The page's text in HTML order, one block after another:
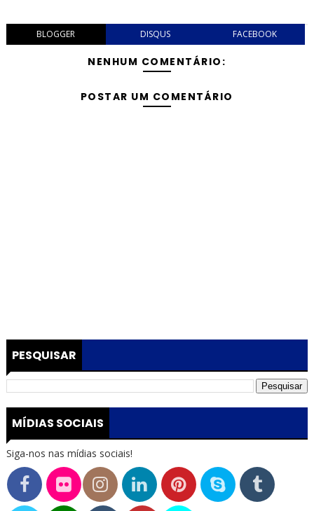
BLOGGER DISQUS FACEBOOK
NENHUM COMENTÁRIO:
POSTAR UM COMENTÁRIO
PESQUISAR
MÍDIAS SOCIAIS
Siga-nos nas mídias sociais!